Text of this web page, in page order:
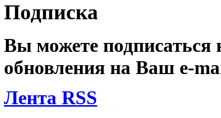
Подписка
Вы можете подписаться
обновления на Ваш e-
Лента RSS